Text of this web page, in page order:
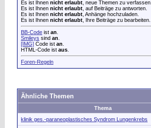
Es ist Ihnen nicht erlaubt , neue Themen zu verfassen.
Es ist Ihnen nicht erlaubt , auf Beiträge zu antworten.
Es ist Ihnen nicht erlaubt , Anhänge hochzuladen.
Es ist Ihnen nicht erlaubt , Ihre Beiträge zu bearbeiten.
BB-Code ist an
Smileys sind an
[IMG] Code ist an
HTML-Code ist aus
Foren-Regeln
Ähnliche Themen
Thema
klinik ges.-paraneoplastisches Syndrom Lungenkrebs